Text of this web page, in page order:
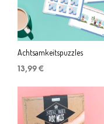
Achtsamkeitspuzzles
13,99 €